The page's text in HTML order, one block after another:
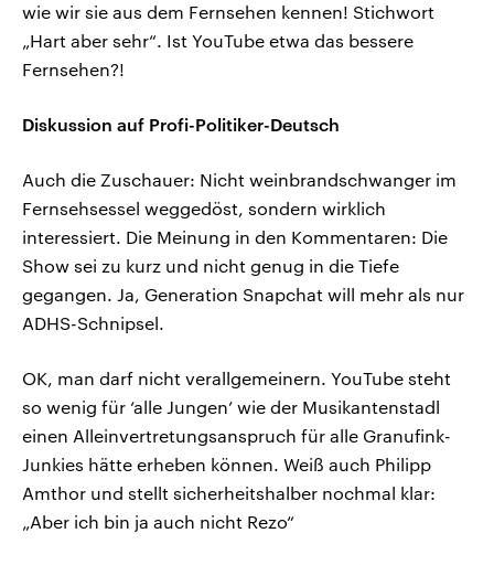
wie wir sie aus dem Fernsehen kennen! Stichwort
„Hart aber sehr“. Ist YouTube etwa das bessere
Fernsehen?!
Diskussion auf Profi-Politiker-Deutsch
Auch die Zuschauer: Nicht weinbrandschwanger im
Fernsehsessel weggedöst, sondern wirklich
interessiert. Die Meinung in den Kommentaren: Die
Show sei zu kurz und nicht genug in die Tiefe
gegangen. Ja, Generation Snapchat will mehr als nur
ADHS-Schnipsel.
OK, man darf nicht verallgemeinern. YouTube steht
so wenig für ‘alle Jungen’ wie der Musikantenstadl
einen Alleinvertretungsanspruch für alle Granufink-
Junkies hätte erheben können. Weiß auch Philipp
Amthor und stellt sicherheitshalber nochmal klar:
„Aber ich bin ja auch nicht Rezo“